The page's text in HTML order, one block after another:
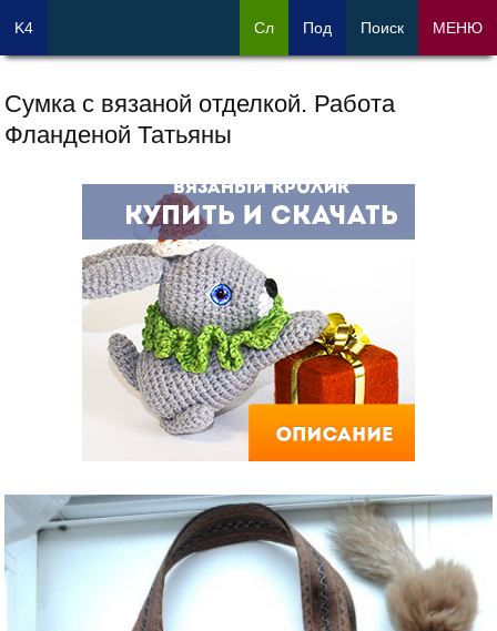
Сумка с вязаной отделкой. Работа
Фланденой Татьяны
K4 Сл Под Поиск МЕНЮ